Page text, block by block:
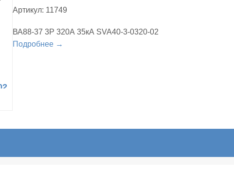
Артикул: 11749
ВА88-37 3Р 320А 35кА SVA40-3-0320-02
Подробнее →